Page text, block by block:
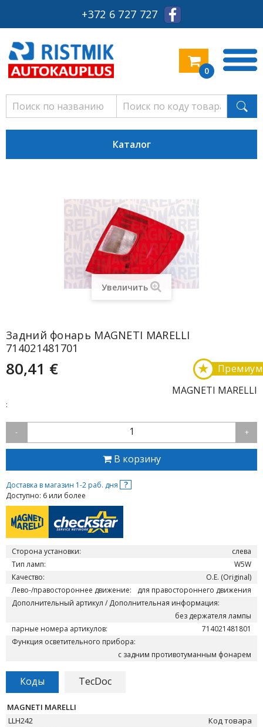
+372 6 727 727
0
Каталог
Увеличить
Задний фонарь MAGNETI MARELLI
714021481701
80,41 € Премиум
★
MAGNETI MARELLI
:
- 1 +
В корзину
Доставка в магазин 1-2 раб. дня ?
Доступно: 6 или более
Сторона установки:
слева
Тип ламп:
W5W
Качество:
O.E. (Original)
Лево-/правостороннее движение:
для правостороннего движения
Дополнительный артикул / Дополнительная информация:
без держателя лампы
парные номера артикулов:
714021481801
Функция осветительного прибора:
с задним противотуманным фонарем
Коды TecDoc
MAGNETI MARELLI
LLH242
Код товара